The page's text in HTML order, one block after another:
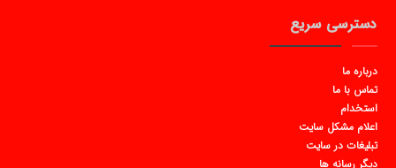
دسترسی سریع
درباره ما
تماس با ما
استخدام
اعلام مشکل سایت
تبلیغات در سایت
دیگر رسانه ها